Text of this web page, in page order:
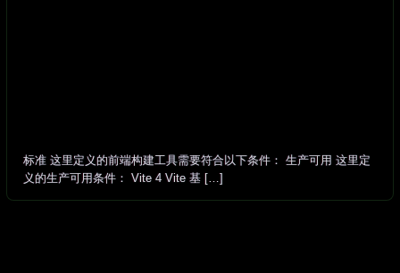
标准 这里定义的前端构建工具需要符合以下条件： 生产可用 这里定
义的生产可用条件： Vite 4 Vite 基 […]